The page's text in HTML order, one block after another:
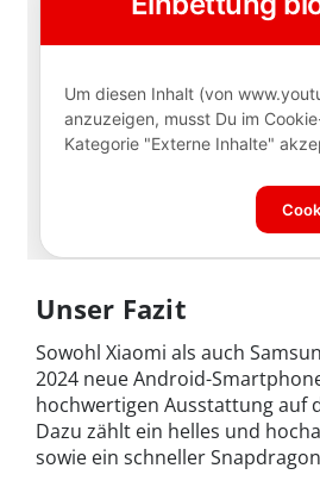
Unser Fazit
Sowohl Xiaomi als auch
2024 neue Android-
hochwertigen Ausstattung auf
Dazu zählt ein helles und
sowie ein schneller